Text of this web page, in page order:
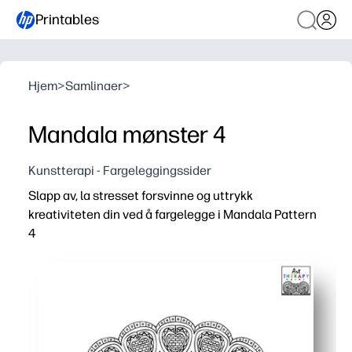
Printables
Hjem>Samlinaer>
Mandala mønster 4
Kunstterapi - Fargeleggingssider
Slapp av, la stresset forsvinne og uttrykk
kreativiteten din ved å fargelegge i Mandala Pattern
4
Du skriver bare ut og farger - øyeblikkelig ro for
Intrikate mønstre bygger fokus, tålmodighet og
En skjermfri hjernepause som letter angst og
Allsidig bruk - stille senter, søppelkasse med tidlig